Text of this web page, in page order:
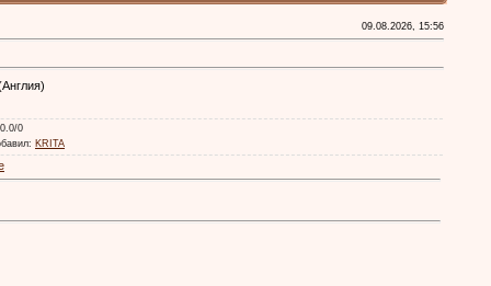
09.08.2026, 15:56
0
: KRITA